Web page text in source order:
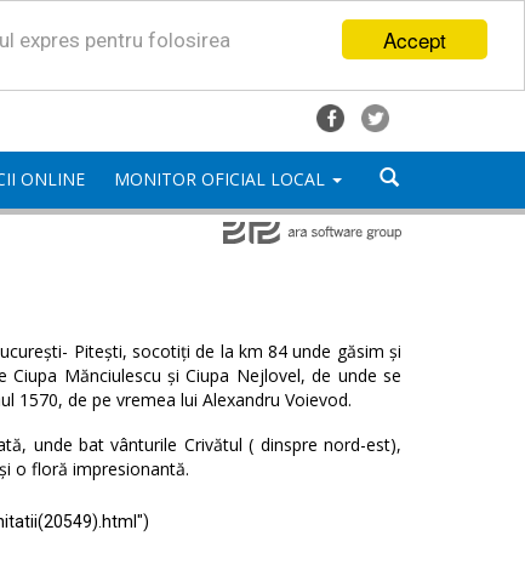
Accept
expres pentru folosirea
ONLINE MONITOR OFICIAL LOCAL
Pitești, socotiți de la km 84 unde găsim și
Mănciulescu și Ciupa Nejlovel, de unde se
1570, de pe vremea lui Alexandru Voievod.
unde bat vânturile Crivătul ( dinspre nord-est),
o floră impresionantă.